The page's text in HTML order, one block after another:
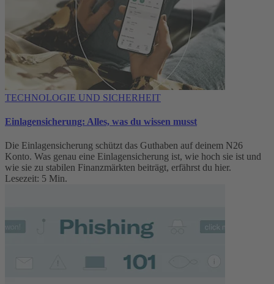
TECHNOLOGIE UND SICHERHEIT
Einlagensicherung: Alles, was du wissen musst
Die Einlagensicherung schützt das Guthaben auf deinem N26
Konto. Was genau eine Einlagensicherung ist, wie hoch sie ist und
wie sie zu stabilen Finanzmärkten beiträgt, erfährst du hier.
Lesezeit: 5 Min.